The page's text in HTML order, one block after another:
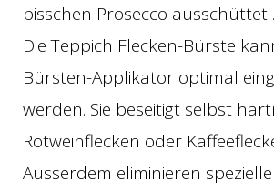
bisschen Prosecco
Die Teppich Flecken-Bürste
Bürsten-Applikator optimal
werden. Sie beseitigt selbst
Rotweinflecken oder
Ausserdem eliminieren